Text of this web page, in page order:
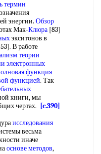
термин
энергии. Обзор
Мак-Клюра [83]
экситонов в
В работе
теории
электронных
функция
функцией. Так
книги, мы
чертах.
[c.390]
исследования
весьма
иначе
основе методов,